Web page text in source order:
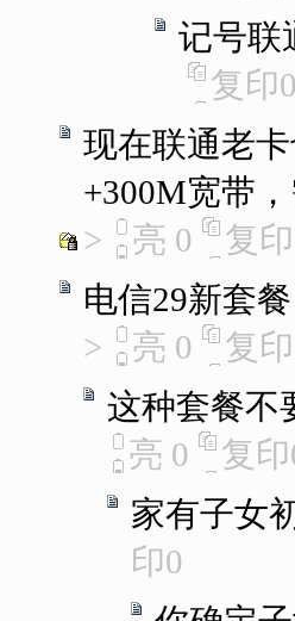
记号联
复印0
现在联通老
+300M宽带
>
亮 0 复印
电信29新套
>
亮 0 复印
这种套餐不
亮 0 复印
家有子女
印0